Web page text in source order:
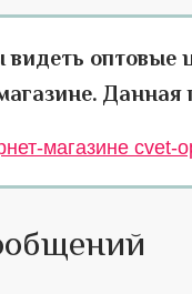
видеть оптовые
Данная
магазине cvet-